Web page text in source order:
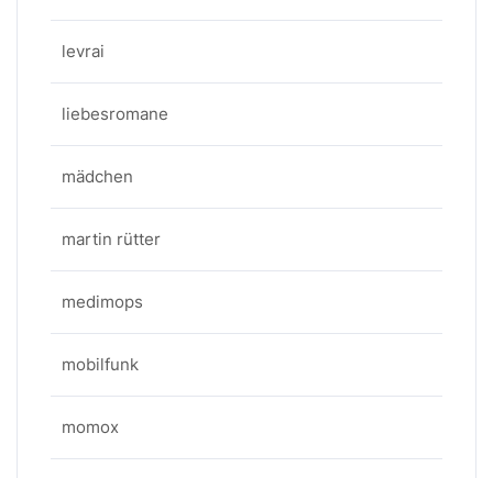
levrai
liebesromane
mädchen
martin rütter
medimops
mobilfunk
momox